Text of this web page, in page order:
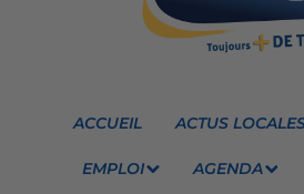
ACCUEIL ACTUS
EMPLOI AGENDA